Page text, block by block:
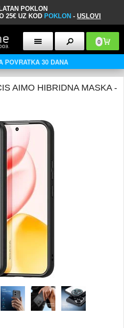
POKLON
25€ UZ KOD POKLON - USLOVI
0
POVRATKA 30 DANA
AIMO HIBRIDNA MASKA -